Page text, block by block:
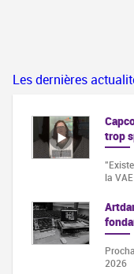
Les dernières
trop
la
2026